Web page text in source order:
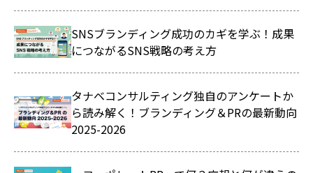
SNSブランディング成功のカギを学ぶ！成果
につながるSNS戦略の考え方
タナベコンサルティング独自のアンケートか
ら読み解く！ブランディング＆PRの最新動向
2025-2026